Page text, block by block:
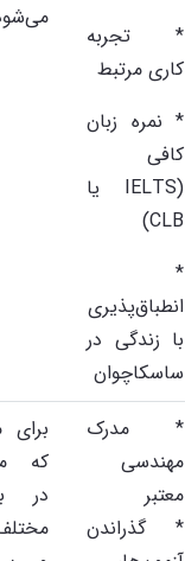
* تجربه
کاری مرتبط
* نمره زبان
کافی
(IELTS یا
CLB)
*
انطباق‌پذیری
با زندگی در
ساسکاچوان
* مدرک
مهندسی
معتبر
* گذراندن
برای
که
در